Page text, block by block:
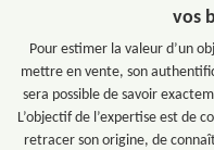
vos
Pour estimer la valeur d’un
mettre en vente, son
sera possible de savoir
L’objectif de l’expertise est de
retracer son origine, de